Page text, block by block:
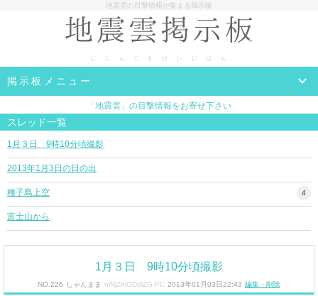
地震雲の目撃情報が集まる掲示板
掲示板メニュー
「地震雲」の目撃情報をお寄せ下さい
スレッド一覧
1月３日 9時10分頃撮影
2013年1月3日の日の出
種子島上空 4
富士山から
1月３日 9時10分頃撮影
NO.226 しゃんまま mNjZmODdiZG-PC 2013年01月03日22:43 編集・削除